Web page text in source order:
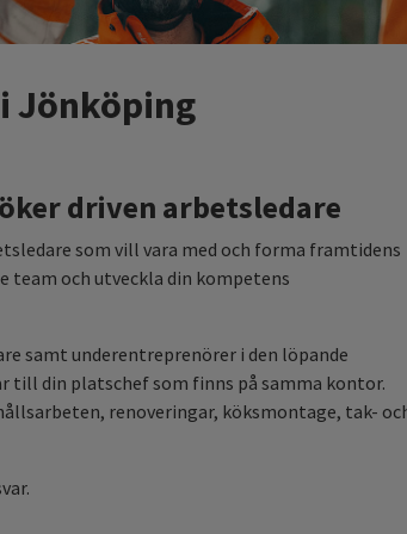
Jönköping
driven arbetsledare
som vill vara med och forma framtidens
team och utveckla din kompetens
samt underentreprenörer i den löpande
till din platschef som finns på samma kontor.
renoveringar, köksmontage, tak-